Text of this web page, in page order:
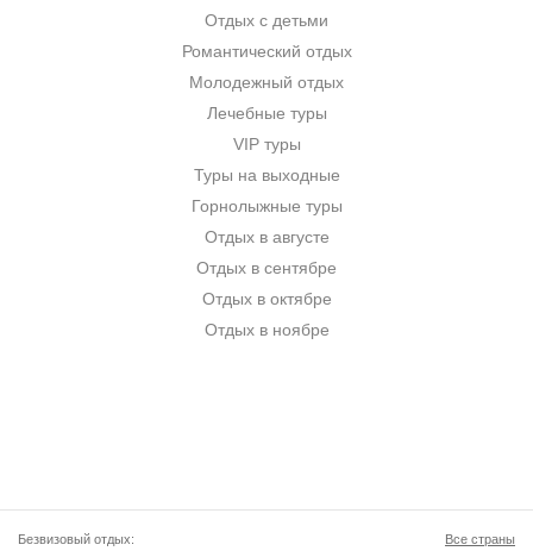
Отдых с детьми
Романтический отдых
Молодежный отдых
Лечебные туры
VIP туры
Туры на выходные
Горнолыжные туры
Отдых в августе
Отдых в сентябре
Отдых в октябре
Отдых в ноябре
Безвизовый отдых: Все страны